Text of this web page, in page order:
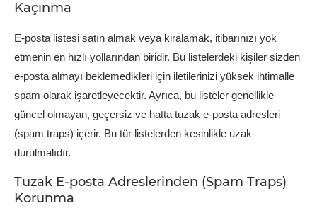
Kaçınma
E-posta listesi satın almak veya kiralamak, itibarınızı yok
etmenin en hızlı yollarından biridir. Bu listelerdeki kişiler sizden
e-posta almayı beklemedikleri için iletilerinizi yüksek ihtimalle
spam olarak işaretleyecektir. Ayrıca, bu listeler genellikle
güncel olmayan, geçersiz ve hatta tuzak e-posta adresleri
(spam traps) içerir. Bu tür listelerden kesinlikle uzak
durulmalıdır.
Tuzak E-posta Adreslerinden (Spam Traps)
Korunma